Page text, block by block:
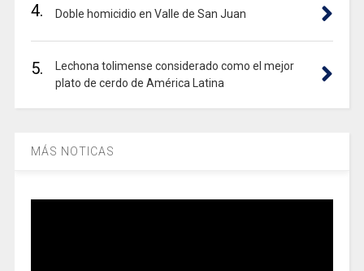
4. Doble homicidio en Valle de San Juan
5.
Lechona tolimense considerado como el mejor
plato de cerdo de América Latina
MÁS NOTICAS